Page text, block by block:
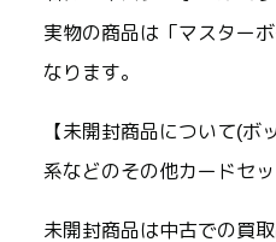
実物の商品は「マスター
なります。
【未開封商品について(ボ
系などのその他カードセッ
未開封商品は中古での買